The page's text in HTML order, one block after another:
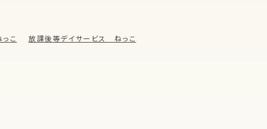
こ
放課後等デイサービス ねっこ